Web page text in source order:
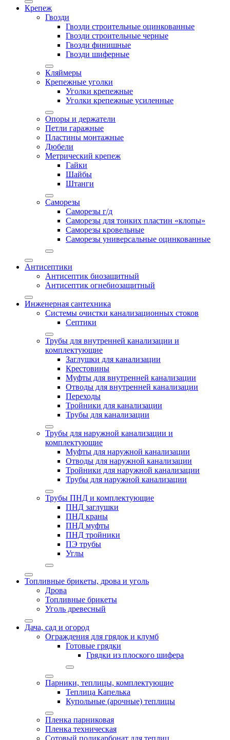
Крепеж
Гвозди
Гвозди строительные оцинкованные
Гвозди строительные черные
Гвозди финишные
Гвозди шиферные
Кляймеры
Крепежные уголки
Уголки крепежные
Уголки крепежные усиленные
Опоры и держатели
Петли гаражные
Пластины монтажные
Дюбели
Метрический крепеж
Гайки
Шайбы
Штанги
Саморезы
Саморезы г/д
Саморезы для тонких пластин «клопы»
Саморезы кровельные
Саморезы универсальные оцинкованные
Антисептики
Антисептик биозащитный
Антисептик огнебиозащитный
Инженерная сантехника
Системы очистки канализационных стоков
Септики
Трубы для внутренней канализации и
комплектующие
Заглушки для канализации
Крестовины
Муфты для внутренней канализации
Отводы для внутренней канализации
Переходы
Тройники для канализации
Трубы для канализации
Трубы для наружной канализации и
комплектующие
Муфты для наружной канализации
Отводы для наружной канализации
Тройники для наружной канализации
Трубы для наружной канализации
Трубы ПНД и комплектующие
ПНД заглушки
ПНД краны
ПНД муфты
ПНД тройники
ПЭ трубы
Углы
Топливные брикеты, дрова и уголь
Дрова
Топливные брикеты
Уголь древесный
Дача, сад и огород
Ограждения для грядок и клумб
Готовые грядки
Грядки из плоского шифера
Парники, теплицы, комплектующие
Теплица Капелька
Купольные (арочные) теплицы
Пленка парниковая
Пленка техническая